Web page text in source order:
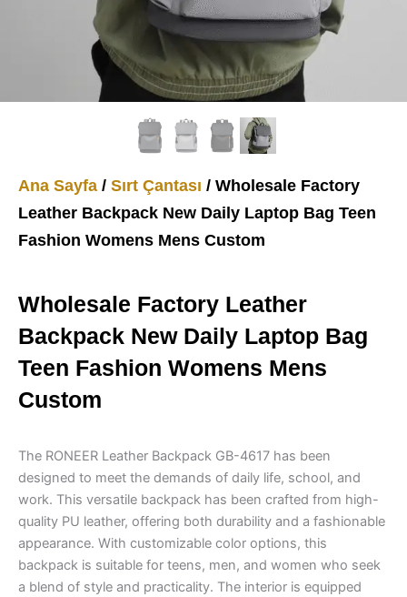
Ana Sayfa / Sırt Çantası / Wholesale Factory
Leather Backpack New Daily Laptop Bag Teen
Fashion Womens Mens Custom
Wholesale Factory Leather
Backpack New Daily Laptop Bag
Teen Fashion Womens Mens
Custom
The RONEER Leather Backpack GB-4617 has been
designed to meet the demands of daily life, school, and
work. This versatile backpack has been crafted from high-
quality PU leather, offering both durability and a fashionable
appearance. With customizable color options, this
backpack is suitable for teens, men, and women who seek
a blend of style and practicality. The interior is equipped